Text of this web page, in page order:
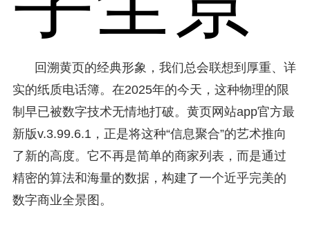
回溯黄页的经典形象，我们总会联想到厚重、详
实的纸质电话簿。在2025年的今天，这种物理的限
制早已被数字技术无情地打破。黄页网站app官方最
新版v.3.99.6.1，正是将这种“信息聚合”的艺术推向
了新的高度。它不再是简单的商家列表，而是通过
精密的算法和海量的数据，构建了一个近乎完美的
数字商业全景图。